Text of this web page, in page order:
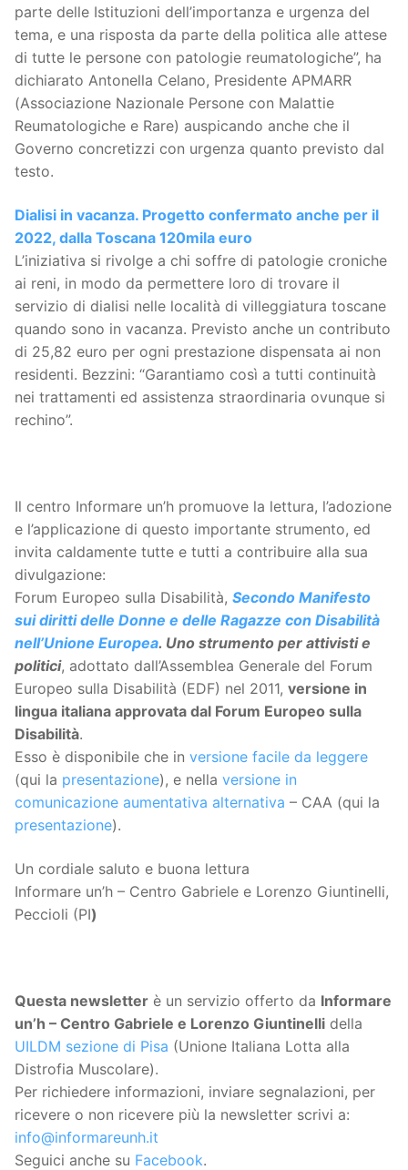
parte delle Istituzioni dell’importanza e urgenza del
tema, e una risposta da parte della politica alle attese
di tutte le persone con patologie reumatologiche”, ha
dichiarato Antonella Celano, Presidente APMARR
(Associazione Nazionale Persone con Malattie
Reumatologiche e Rare) auspicando anche che il
Governo concretizzi con urgenza quanto previsto dal
testo.
Dialisi in vacanza. Progetto confermato anche per il
2022, dalla Toscana 120mila euro
L’iniziativa si rivolge a chi soffre di patologie croniche
ai reni, in modo da permettere loro di trovare il
servizio di dialisi nelle località di villeggiatura toscane
quando sono in vacanza. Previsto anche un contributo
di 25,82 euro per ogni prestazione dispensata ai non
residenti. Bezzini: “Garantiamo così a tutti continuità
nei trattamenti ed assistenza straordinaria ovunque si
rechino”.
Il centro Informare un’h promuove la lettura, l’adozione
e l’applicazione di questo importante strumento, ed
invita caldamente tutte e tutti a contribuire alla sua
divulgazione:
Forum Europeo sulla Disabilità, Secondo Manifesto
sui diritti delle Donne e delle Ragazze con Disabilità
nell’Unione Europea. Uno strumento per attivisti e
politici, adottato dall’Assemblea Generale del Forum
Europeo sulla Disabilità (EDF) nel 2011, versione in
lingua italiana approvata dal Forum Europeo sulla
Disabilità.
Esso è disponibile che in versione facile da leggere
(qui la presentazione), e nella versione in
comunicazione aumentativa alternativa – CAA (qui la
presentazione).
Un cordiale saluto e buona lettura
Informare un’h – Centro Gabriele e Lorenzo Giuntinelli,
Peccioli (PI)
Questa newsletter è un servizio offerto da Informare
un’h – Centro Gabriele e Lorenzo Giuntinelli della
UILDM sezione di Pisa (Unione Italiana Lotta alla
Distrofia Muscolare).
Per richiedere informazioni, inviare segnalazioni, per
ricevere o non ricevere più la newsletter scrivi a:
info@informareunh.it
Seguici anche su Facebook.